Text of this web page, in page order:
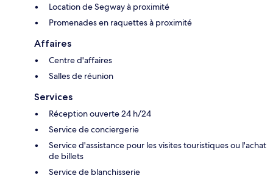
Location de Segway à proximité
Promenades en raquettes à proximité
Affaires
Centre d'affaires
Salles de réunion
Services
Réception ouverte 24 h/24
Service de conciergerie
Service d'assistance pour les visites touristiques ou l'achat
de billets
Service de blanchisserie